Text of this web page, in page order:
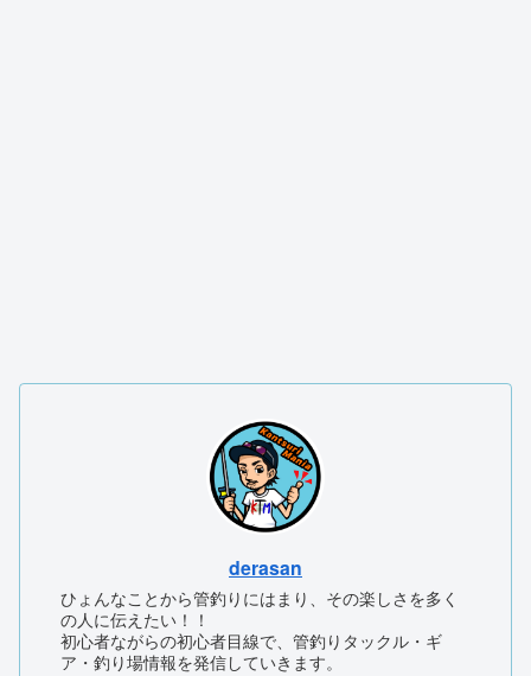
derasan
ひょんなことから管釣りにはまり、その楽しさを多く
の人に伝えたい！！
初心者ながらの初心者目線で、管釣りタックル・ギ
ア・釣り場情報を発信していきます。